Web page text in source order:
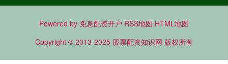
Powered by 免息配资开户 RSS地图 HTML地图
Copyright © 2013-2025 股票配资知识网 版权所有